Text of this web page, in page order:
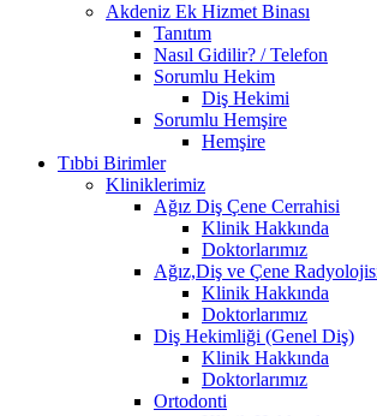
Akdeniz Ek Hizmet Binası
Tanıtım
Nasıl Gidilir? / Telefon
Sorumlu Hekim
Diş Hekimi
Sorumlu Hemşire
Hemşire
Tıbbi Birimler
Kliniklerimiz
Ağız Diş Çene Cerrahisi
Klinik Hakkında
Doktorlarımız
Ağız,Diş ve Çene
Klinik Hakkında
Doktorlarımız
Diş Hekimliği (Genel Diş)
Klinik Hakkında
Doktorlarımız
Ortodonti